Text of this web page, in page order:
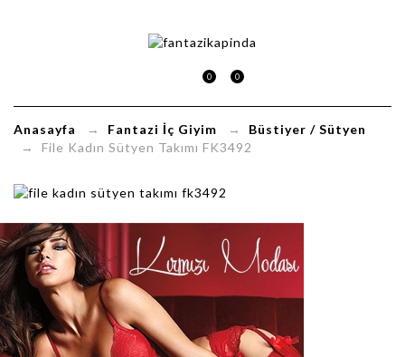
0 0
Anasayfa → Fantazi İç Giyim → Büstiyer / Sütyen
→ File Kadın Sütyen Takımı FK3492